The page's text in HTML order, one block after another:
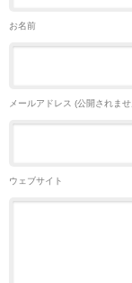
お名前
メールアドレス (公開されま
ウェブサイト